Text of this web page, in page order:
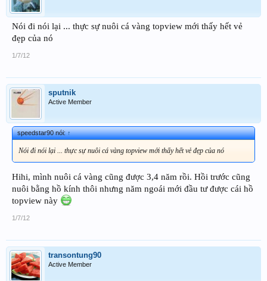
Nói đi nói lại ... thực sự nuôi cá vàng topview mới thấy hết vẻ
đẹp của nó
1/7/12
sputnik
Active Member
speedstar90 nói:↑
Nói đi nói lại ... thực sự nuôi cá vàng topview mới thấy hết vẻ đẹp của nó
Hihi, mình nuôi cá vàng cũng được 3,4 năm rồi. Hồi trước cũng
nuôi bằng hồ kính thôi nhưng năm ngoái mới đầu tư được cái hồ
topview này
1/7/12
transontung90
Active Member